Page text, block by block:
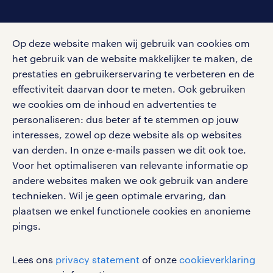
Op deze website maken wij gebruik van cookies om
het gebruik van de website makkelijker te maken, de
prestaties en gebruikerservaring te verbeteren en de
effectiviteit daarvan door te meten. Ook gebruiken
we cookies om de inhoud en advertenties te
personaliseren: dus beter af te stemmen op jouw
interesses, zowel op deze website als op websites
van derden. In onze e-mails passen we dit ook toe.
Voor het optimaliseren van relevante informatie op
andere websites maken we ook gebruik van andere
technieken. Wil je geen optimale ervaring, dan
plaatsen we enkel functionele cookies en anonieme
pings.
Lees ons privacy statement of onze cookieverklaring
vermogen om georganiseerd te zijn,
prioriteiten te stellen en problemen op
te lossen, zijn cruciale vaardigheden in
deze rol. De voldoening komt van het
zien van een soepel logistiek proces en
tevreden klanten die op tijd hun
bestellingen ontvangen, dankzij jouw
inzet en precisie.
Talloze bedrijven hebben
expeditiemedewerker vacatures.
Randstad helpt je om jouw baan als
meer weten over deze baan? Of wat je
Volg ons voor de leukste content omtrent
vacatures, solliciteren en inspiratie.
werken bij randstad
gebruikersvoorwaarden
privacystatement
cookies
disclaimer
sitemap
RANDSTAD, HUMAN FORWARD en SHAPING THE